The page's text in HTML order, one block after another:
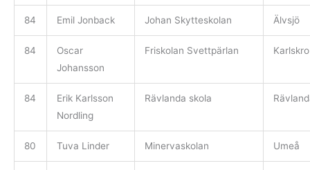
84 Emil Jonback Johan Skytteskolan Älvsjö
84
Oscar
Johansson
Friskolan Svettpärlan
84
Erik Karlsson
Nordling
Rävlanda skola
80 Tuva Linder Minervaskolan Umeå